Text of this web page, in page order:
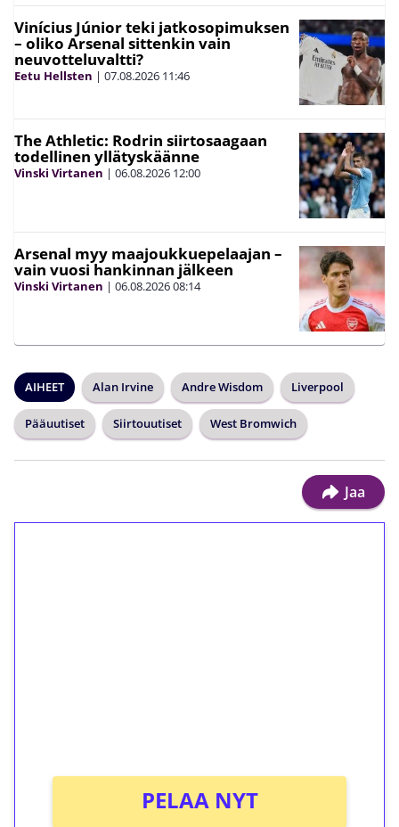
Vinícius Júnior teki jatkosopimuksen
– oliko Arsenal sittenkin vain
neuvotteluvaltti?
Eetu Hellsten | 07.08.2026 11:46
The Athletic: Rodrin siirtosaagaan
todellinen yllätyskäänne
Vinski Virtanen | 06.08.2026 12:00
Arsenal myy maajoukkuepelaajan –
vain vuosi hankinnan jälkeen
Vinski Virtanen | 06.08.202608:14
AIHEET Alan Irvine Andre Wisdom Liverpool
Pääuutiset Siirtouutiset West Bromwich
Jaa
PELAA NYT